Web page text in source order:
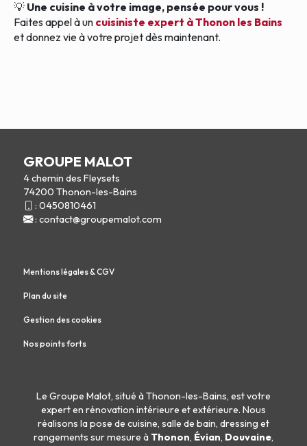
💡 Une cuisine à votre image, pensée pour vous !
Faites appel à un cuisiniste expert à Thonon les Bains
et donnez vie à votre projet dès maintenant.
GROUPE MALOT
4 chemin des Fleysets
74200 Thonon-les-Bains
: 0450810461
: contact@groupemalot.com
Mentions légales & CGV
Plan du site
Gestion des cookies
Nos points forts
Le Groupe Malot, situé à Thonon-les-Bains, est votre
expert en rénovation intérieure etextérieure. Nous
réalisons lapose de cuisine, salle de bain, dressing et
rangements sur mesure à Thonon, Évian, Douvaine,